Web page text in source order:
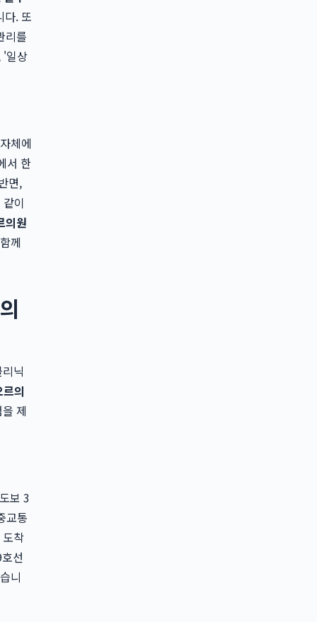
다. 또
리를
'일상
체에
서 한
면,
이
의원
께
닉
의
제
보 3
교통
착
선
니